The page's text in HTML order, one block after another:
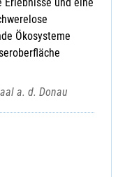
Ökosysteme
a. d. Donau